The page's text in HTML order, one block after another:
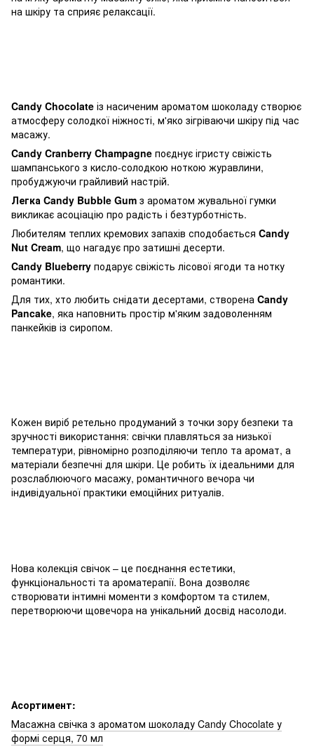
на шкіру та сприяє релаксації.
Candy Chocolate із насиченим ароматом шоколаду створює
атмосферу солодкої ніжності, м'яко зігріваючи шкіру під час
масажу.
Candy Cranberry Champagne поєднує ігристу свіжість
шампанського з кисло-солодкою ноткою журавлини,
пробуджуючи грайливий настрій.
Легка Candy Bubble Gum з ароматом жувальної гумки
викликає асоціацію про радість і безтурботність.
Любителям теплих кремових запахів сподобається Candy
Nut Cream, що нагадує про затишні десерти.
Candy Blueberry подарує свіжість лісової ягоди та нотку
романтики.
Для тих, хто любить снідати десертами, створена Candy
Pancake, яка наповнить простір м'яким задоволенням
панкейків із сиропом.
Кожен виріб ретельно продуманий з точки зору безпеки та
зручності використання: свічки плавляться за низької
температури, рівномірно розподіляючи тепло та аромат, а
матеріали безпечні для шкіри. Це робить їх ідеальними для
розслаблюючого масажу, романтичного вечора чи
індивідуальної практики емоційних ритуалів.
Нова колекція свічок – це поєднання естетики,
функціональності та ароматерапії. Вона дозволяє
створювати інтимні моменти з комфортом та стилем,
перетворюючи щовечора на унікальний досвід насолоди.
Асортимент:
Масажна свічка з ароматом шоколаду Candy Chocolate у
формі серця, 70 мл